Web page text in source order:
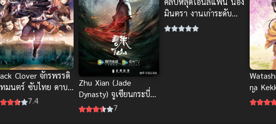
Clover จักรพรรดิ
ทมนตร์ ซับไทย ดาบ
งจักรพรรดิ อนิเมะสุด
7.4
Zhu Xian (Jade
Dynasty) จูเซียนกระบี่
เทพสังหาร ภาค 1
7
มินตรา งานเก่าระดับ
ตำนาน โหนกนูนอวบ
na
นี้ได้มีค